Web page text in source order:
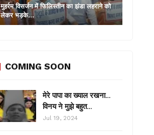
मुहर्रम विसर्जन में फिलिस्तीन का झंडा लहराने को
लेकर भड़के…
COMING SOON
मेरे पापा का ख्याल रखना…
विनय ने मुझे बहुत…
Jul 19, 2024